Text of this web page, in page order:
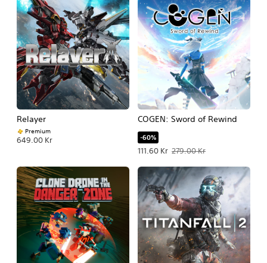
Relayer
Premium
649.00 Kr
COGEN: Sword of Rewind
-60%
111.60 Kr
Erbjudande: 111.60 Kr Originalpris:
279.00 Kr